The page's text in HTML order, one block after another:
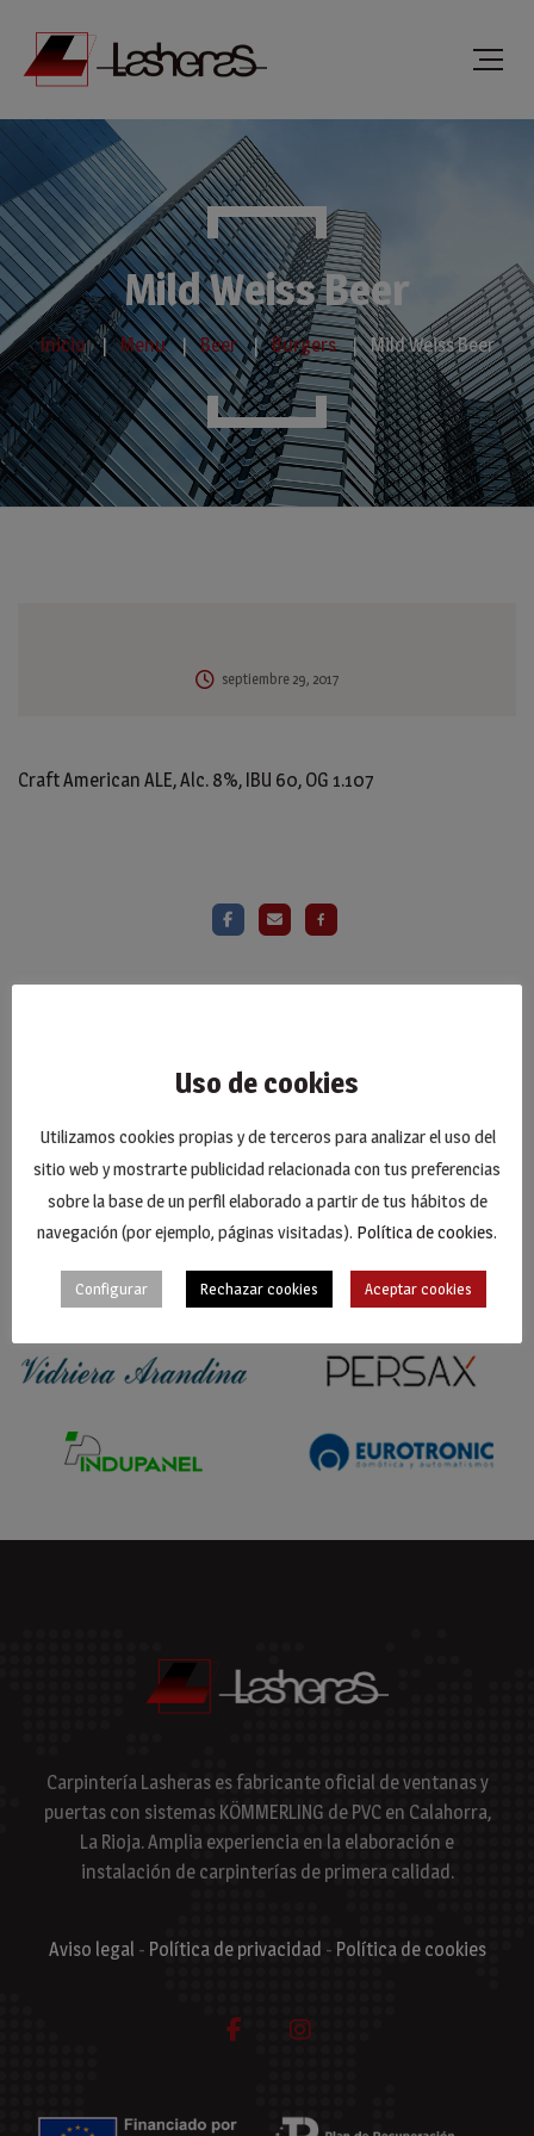
Mild Weiss Beer
Inicio Menu Beer Burgers Mild Weiss Beer
septiembre 29, 2017
Craft American ALE, Alc. 8%, IBU 60, OG 1.107
Carpintería Lasheras es fabricante oficial de ventanas y
puertas con sistemas KÖMMERLING de PVC en Calahorra,
La Rioja. Amplia experiencia en la elaboración e
instalación de carpinterías de primera calidad.
Aviso legal - Política de privacidad - Política de cookies
Uso de cookies
Utilizamos cookies propias y de terceros para analizar el uso del
sitio web y mostrarte publicidad relacionada con tus preferencias
sobre la base de un perfil elaborado a partir de tus hábitos de
navegación (por ejemplo, páginas visitadas). Política de cookies.
Configurar Rechazar cookies Aceptar cookies